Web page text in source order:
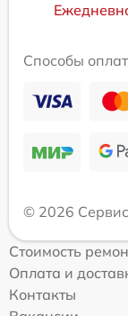
Способы
© 2026
Стоимость
Оплата и
Контакты